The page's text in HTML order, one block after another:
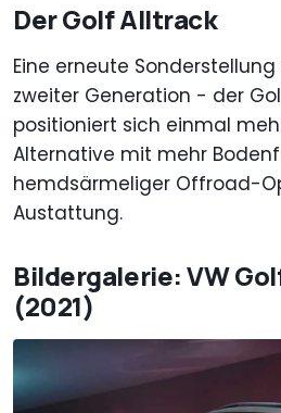
Der Golf Alltrack
Eine erneute
zweiter Generation - der
positioniert sich einmal
Alternative mit mehr
hemdsärmeliger Offroad-
Austattung.
Bildergalerie: VW
(2021)